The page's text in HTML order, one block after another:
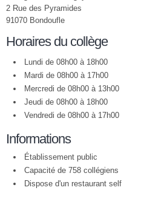
2 Rue des Pyramides
91070 Bondoufle
Horaires du collège
Lundi de 08h00 à 18h00
Mardi de 08h00 à 17h00
Mercredi de 08h00 à 13h00
Jeudi de 08h00 à 18h00
Vendredi de 08h00 à 17h00
Informations
Établissement public
Capacité de 758 collégiens
Dispose d'un restaurant self